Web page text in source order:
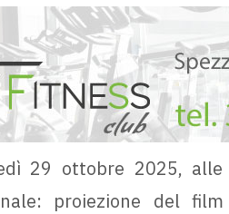
29 ottobre 2025,
proiezione del film